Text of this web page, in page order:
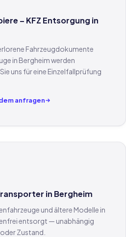
– KFZ Entsorgung in
Fahrzeugdokumente
in Bergheim werden
uns für eine Einzelfallprüfung
anfragen
in Bergheim
und ältere Modelle in
entsorgt — unabhängig
Zustand.